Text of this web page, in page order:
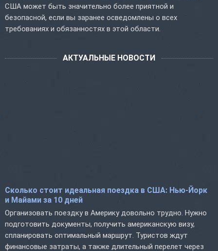
США может быть значительно более приятной и
безопасной, если вы заранее осведомлены о всех
требованиях и обязанностях в этой области.
АКТУАЛЬНЫЕ НОВОСТИ
Сколько стоит идеальная поездка в США: Нью-Йорк
и Майами за 10 дней
Организовать поездку в Америку довольно трудно. Нужно
подготовить документы, получить американскую визу,
спланировать оптимальный маршрут. Туристов ждут
финансовые затраты, а также длительный перелет через